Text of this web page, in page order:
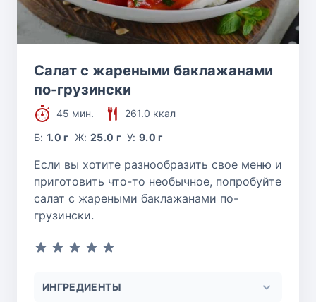
Салат с жареными баклажанами
по-грузински
45 мин.
261.0 ккал
Б:1.0 г Ж: 25.0 г У:9.0 г
Если вы хотите разнообразить свое меню и
приготовить что-то необычное, попробуйте
салат с жареными баклажанами по-
грузински.
ИНГРЕДИЕНТЫ